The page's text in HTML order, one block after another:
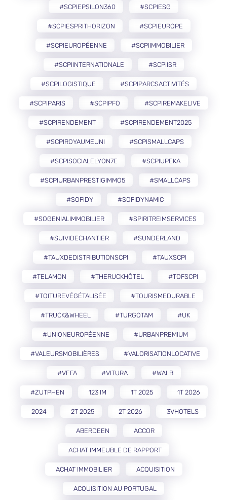
#SCPIEPSILON360 #SCPIESG
#SCPIESPRITHORIZON #SCPIEUROPE
#SCPIEUROPÉENNE #SCPIIMMOBILIER
#SCPIINTERNATIONALE #SCPIISR
#SCPILOGISTIQUE #SCPIPARCSACTIVITÉS
#SCPIPARIS #SCPIPFO #SCPIREMAKELIVE
#SCPIRENDEMENT #SCPIRENDEMENT2025
#SCPIROYAUMEUNI #SCPISMALLCAPS
#SCPISOCIALELYON7E #SCPIUPEKA
#SCPIURBANPRESTIGIMMO5 #SMALLCAPS
#SOFIDY #SOFIDYNAMIC
#SOGENIALIMMOBILIER #SPIRITREIMSERVICES
#SUIVIDECHANTIER #SUNDERLAND
#TAUXDEDISTRIBUTIONSCPI #TAUXSCPI
#TELAMON #THERUCKHÔTEL #TOFSCPI
#TOITUREVÉGÉTALISÉE #TOURISMEDURABLE
#TRUCK&WHEEL #TURGOTAM #UK
#UNIONEUROPÉENNE #URBANPREMIUM
#VALEURSMOBILIÈRES #VALORISATIONLOCATIVE
#VEFA #VITURA #WALB
#ZUTPHEN 123 IM 1T 2025 1T 2026
2024 2T 2025 2T 2026 3VHOTELS
ABERDEEN ACCOR
ACHAT IMMEUBLE DE RAPPORT
ACHAT IMMOBILIER ACQUISITION
ACQUISITION AU PORTUGAL